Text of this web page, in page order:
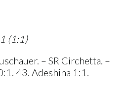
(1:1)
– SR Circhetta. –
43. Adeshina 1:1.